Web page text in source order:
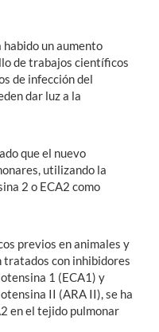
un aumento
de trabajos científicos
de infección del
dar luz a la
que el nuevo
utilizando la
2 o ECA2 como
previos en animales y
tratados con inhibidores
1 (ECA1) y
II (ARA II), se ha
en el tejido pulmonar